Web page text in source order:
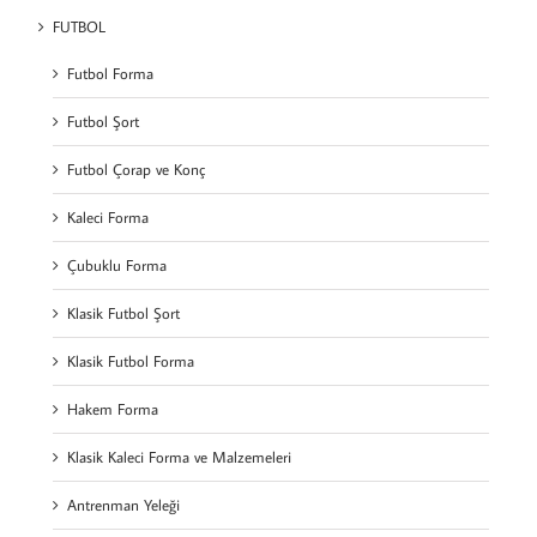
FUTBOL
Futbol Forma
Futbol Şort
Futbol Çorap ve Konç
Kaleci Forma
Çubuklu Forma
Klasik Futbol Şort
Klasik Futbol Forma
Hakem Forma
Klasik Kaleci Forma ve Malzemeleri
Antrenman Yeleği